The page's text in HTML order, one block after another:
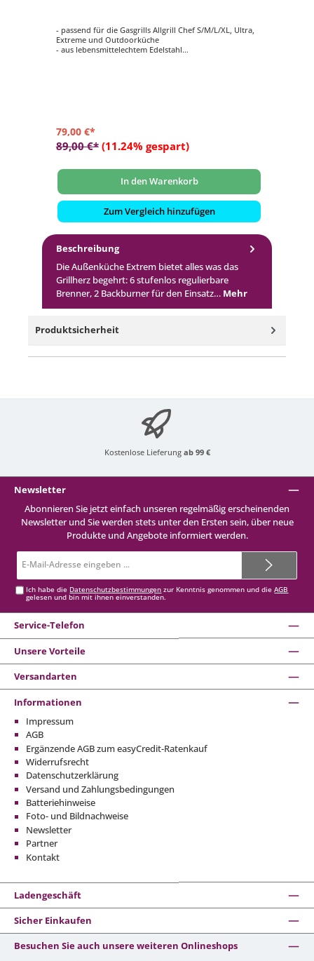
- passend für die Gasgrills Allgrill Chef S/M/L/XL, Ultra,
Extreme und Outdoorküche
- aus lebensmittelechtem Edelstahl
79,00 €*
89,00 €* (11.24% gespart)
In den Warenkorb
Zum Vergleich hinzufügen
Beschreibung
Die Außenküche Extrem bietet alles was das
Grillherz begehrt: 6 stufenlos regulierbare
Brenner, 2 Backburner für den Einsatz… Mehr
Produktsicherheit
Kostenlose Lieferung ab 99 €
Newsletter
Abonnieren Sie jetzt einfach unseren regelmäßig erscheinenden
Newsletter und Sie werden stets unter den Ersten sein, über neue
Produkte und Angebote informiert werden.
Mail-
Ich habe die Datenschutzbestimmungen zur Kenntnis genommen und dieAGB
gelesen und bin mit ihnen einverstanden.
Service-Telefon
Unsere Vorteile
Versandarten
Informationen
Impressum
AGB
Ergänzende AGB zum easyCredit-Ratenkauf
Widerrufsrecht
Datenschutzerklärung
Versand und Zahlungsbedingungen
Batteriehinweise
Foto- und Bildnachweise
Newsletter
Partner
Kontakt
Ladengeschäft
Sicher Einkaufen
Besuchen Sie auch unsere weiteren Onlineshops